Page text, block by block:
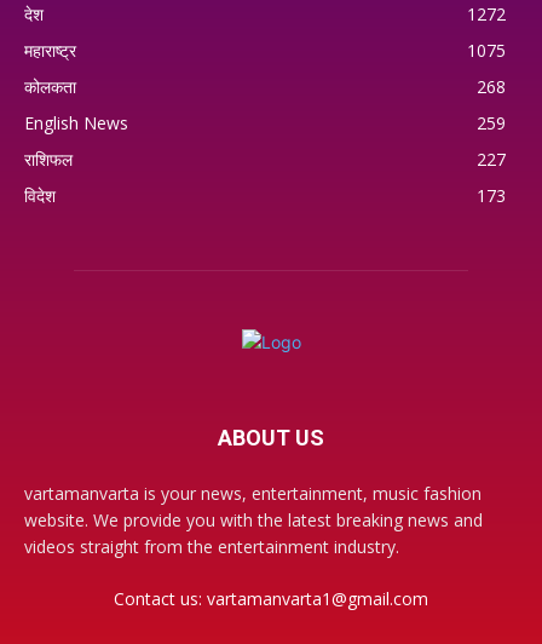
देश
1272
महाराष्ट्र
1075
कोलकता
268
English News
259
राशिफल
227
विदेश
173
ABOUT US
vartamanvarta is your news, entertainment, music fashion
website. We provide you with the latest breaking news and
videos straight from the entertainment industry.
Contact us: vartamanvarta1@gmail.com